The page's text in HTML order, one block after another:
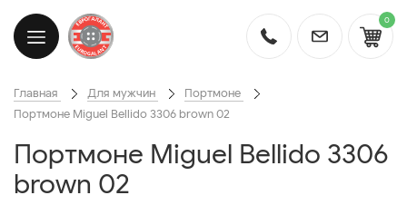
0
Главная Для мужчин
Портмоне
Портмоне Miguel Bellido 3306 brown 02
Портмоне Miguel Bellido 3306
brown 02